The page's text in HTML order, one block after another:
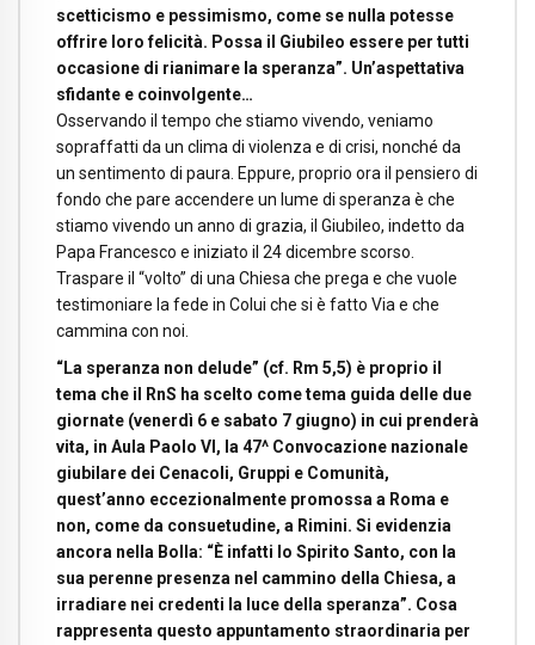
scetticismo e pessimismo, come se nulla potesse
offrire loro felicità. Possa il Giubileo essere per tutti
occasione di rianimare la speranza”. Un’aspettativa
sfidante e coinvolgente…
Osservando il tempo che stiamo vivendo, veniamo
sopraffatti da un clima di violenza e di crisi, nonché da
un sentimento di paura. Eppure, proprio ora il pensiero di
fondo che pare accendere un lume di speranza è che
stiamo vivendo un anno di grazia, il Giubileo, indetto da
Papa Francesco e iniziato il 24 dicembre scorso.
Traspare il “volto” di una Chiesa che prega e che vuole
testimoniare la fede in Colui che si è fatto Via e che
cammina con noi.
“La speranza non delude” (cf. Rm 5,5) è proprio il
tema che il RnS ha scelto come tema guida delle due
giornate (venerdì 6 e sabato 7 giugno) in cui prenderà
vita, in Aula Paolo VI, la 47^ Convocazione nazionale
giubilare dei Cenacoli, Gruppi e Comunità,
quest’anno eccezionalmente promossa a Roma e
non, come da consuetudine, a Rimini. Si evidenzia
ancora nella Bolla: “È infatti lo Spirito Santo, con la
sua perenne presenza nel cammino della Chiesa, a
irradiare nei credenti la luce della speranza”. Cosa
rappresenta questo appuntamento straordinaria per